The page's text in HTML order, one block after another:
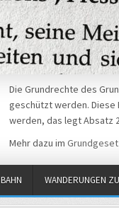
Die Grundrechte des
geschützt werden. Diese
werden, das legt Absatz
Mehr dazu im
BAHN WANDERUNGEN